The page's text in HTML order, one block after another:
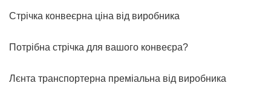
Стрічка конвеєрна ціна від виробника
Потрібна стрічка для вашого конвеєра?
Лєнта транспортерна преміальна від виробника